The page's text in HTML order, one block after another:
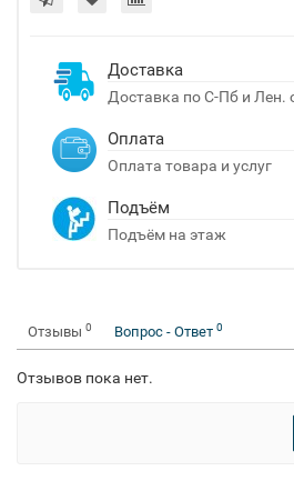
Доставка
Доставка по С-Пб и Лен.
Оплата
Оплата товара и услуг
Подъём
Подъём на этаж
Отзывы 0 Вопрос - Ответ 0
Отзывов пока нет.